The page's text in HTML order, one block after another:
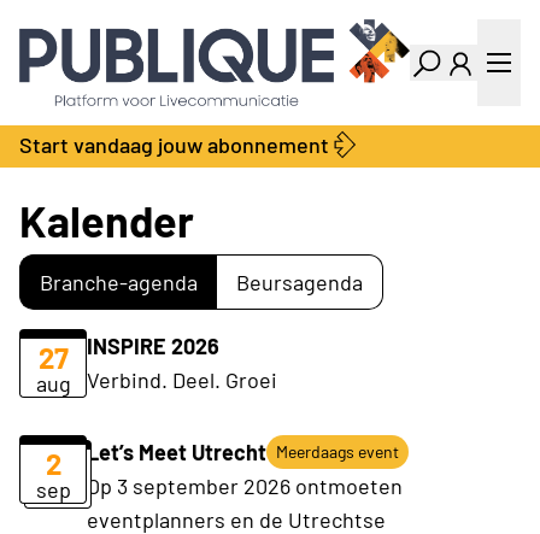
Industry Dashboard
Vacatures
Kalender
Producten
Bedrijvengids
Locatie Finder
Contact
Over ons
Adverteren
Abonnementen
Start vandaag jouw abonnement
Kalender
Branche-agenda Beursagenda
27
aug
INSPIRE 2026
Verbind. Deel. Groei
2
sep
Let’s Meet Utrecht Meerdaags event
Op 3 september 2026 ontmoeten
eventplanners en de Utrechtse